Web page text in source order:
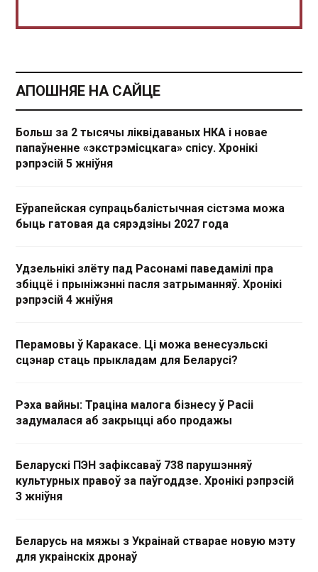
АПОШНЯЕ НА САЙЦЕ
Больш за 2 тысячы ліквідаваных НКА і новае
папаўненне «экстрэмісцкага» спісу. Хронікі
рэпрэсій 5 жніўня
Еўрапейская супрацьбалістычная сістэма можа
быць гатовая да сярэдзіны 2027 года
Удзельнікі злёту пад Расонамі паведамілі пра
збіццё і прыніжэнні пасля затрыманняў. Хронікі
рэпрэсій 4 жніўня
Перамовы ў Каракасе. Ці можа венесуэльскі
сцэнар стаць прыкладам для Беларусі?
Рэха вайны: Траціна малога бізнесу ў Расіі
задумалася аб закрыцці або продажы
Беларускі ПЭН зафіксаваў 738 парушэнняў
культурных правоў за паўгоддзе. Хронікі рэпрэсій
3 жніўня
Беларусь на мяжы з Украінай стварае новую мэту
для украінскіх дронаў